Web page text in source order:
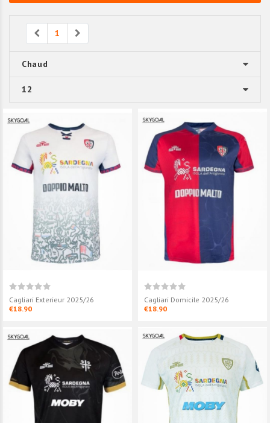
Previous
1
Cagliari Exterieur 2025/26
€18.90
Cagliari Domicile 2025/26
€18.90